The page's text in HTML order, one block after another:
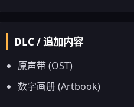
DLC / 追加内容
原声带 (OST)
数字画册 (Artbook)